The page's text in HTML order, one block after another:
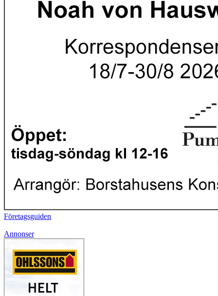
Företagsguiden
Annonser